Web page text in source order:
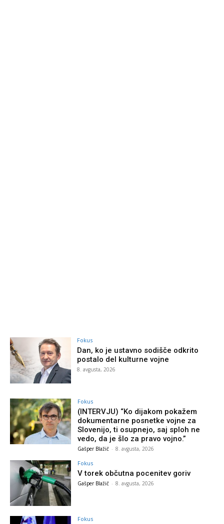
Fokus
Dan, ko je ustavno sodišče odkrito
postalo del kulturne vojne
8. avgusta, 2026
Fokus
(INTERVJU) “Ko dijakom pokažem
dokumentarne posnetke vojne za
Slovenijo, ti osupnejo, saj sploh ne
vedo, da je šlo za pravo vojno.”
Gašper Blažič - 8. avgusta, 2026
Fokus
V torek občutna pocenitev goriv
Gašper Blažič - 8. avgusta, 2026
Fokus